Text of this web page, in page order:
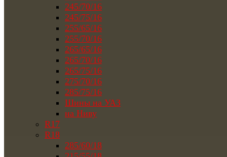
245/70/16
245/75/16
255/65/16
255/70/16
265/65/16
265/70/16
265/75/16
275/70/16
285/75/16
Шины на УАЗ
на Ниву
R17
R18
285/60/18